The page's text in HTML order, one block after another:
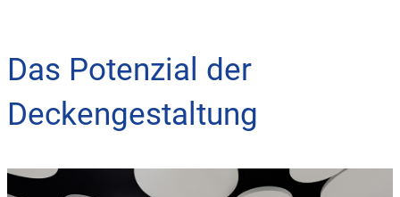
Das Potenzial der
Deckengestaltung